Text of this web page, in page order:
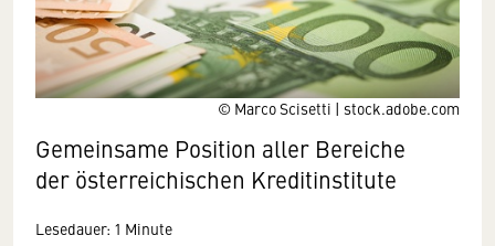
© Marco Scisetti | stock.adobe.com
Gemeinsame Position aller Bereiche
der österreichischen Kreditinstitute
Lesedauer: 1 Minute